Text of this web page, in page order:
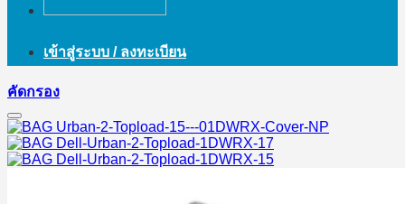
เข้าสู่ระบบ / ลงทะเบียน
คัดกรอง